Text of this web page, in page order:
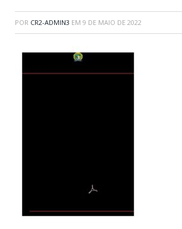
POR CR2-ADMIN3 EM 9 DE MAIO DE 2022